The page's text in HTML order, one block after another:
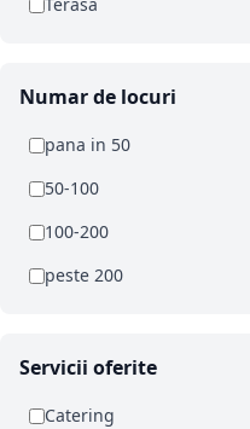
Numar de locuri
pana in 50
50-100
100-200
peste 200
Servicii oferite
Catering